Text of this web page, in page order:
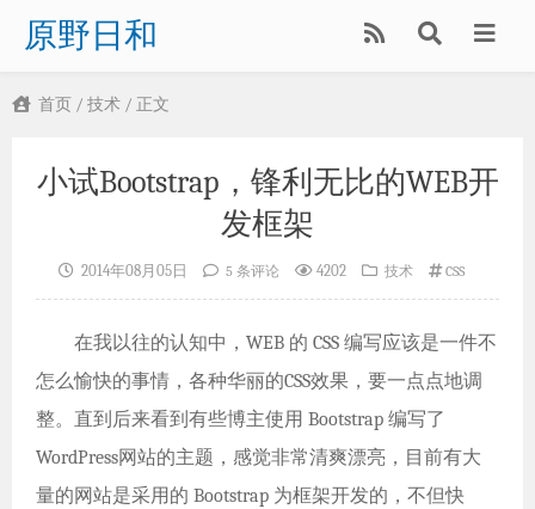
原野日和
首页 / 技术 / 正文
小试Bootstrap，锋利无比的WEB开
发框架
2014年08月05日 5 条评论 4202 技术 CSS
在我以往的认知中，WEB 的 CSS 编写应该是一件不
怎么愉快的事情，各种华丽的CSS效果，要一点点地调
整。直到后来看到有些博主使用 Bootstrap 编写了
WordPress网站的主题，感觉非常清爽漂亮，目前有大
量的网站是采用的 Bootstrap 为框架开发的，不但快